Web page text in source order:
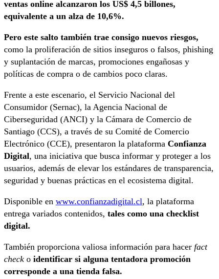
ventas online alcanzaron los US$ 4,5 billones,
equivalente a un alza de 10,6%.
Pero este salto también trae consigo nuevos riesgos,
como la proliferación de sitios inseguros o falsos, phishing
y suplantación de marcas, promociones engañosas y
políticas de compra o de cambios poco claras.
Frente a este escenario, el Servicio Nacional del
Consumidor (Sernac), la Agencia Nacional de
Ciberseguridad (ANCI) y la Cámara de Comercio de
Santiago (CCS), a través de su Comité de Comercio
Electrónico (CCE), presentaron la plataforma Confianza
Digital, una iniciativa que busca informar y proteger a los
usuarios, además de elevar los estándares de transparencia,
seguridad y buenas prácticas en el ecosistema digital.
Disponible en www.confianzadigital.cl, la plataforma
entrega variados contenidos, tales como una checklist
digital.
También proporciona valiosa información para hacer fact
check o identificar si alguna tentadora promoción
corresponde a una tienda falsa.